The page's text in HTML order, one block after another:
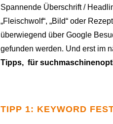
Spannende Überschrift /
„Fleischwolf“, „Bild“ oder
überwiegend über Google
gefunden werden. Und erst im
Tipps, für
TIPP 1: KEYWORD